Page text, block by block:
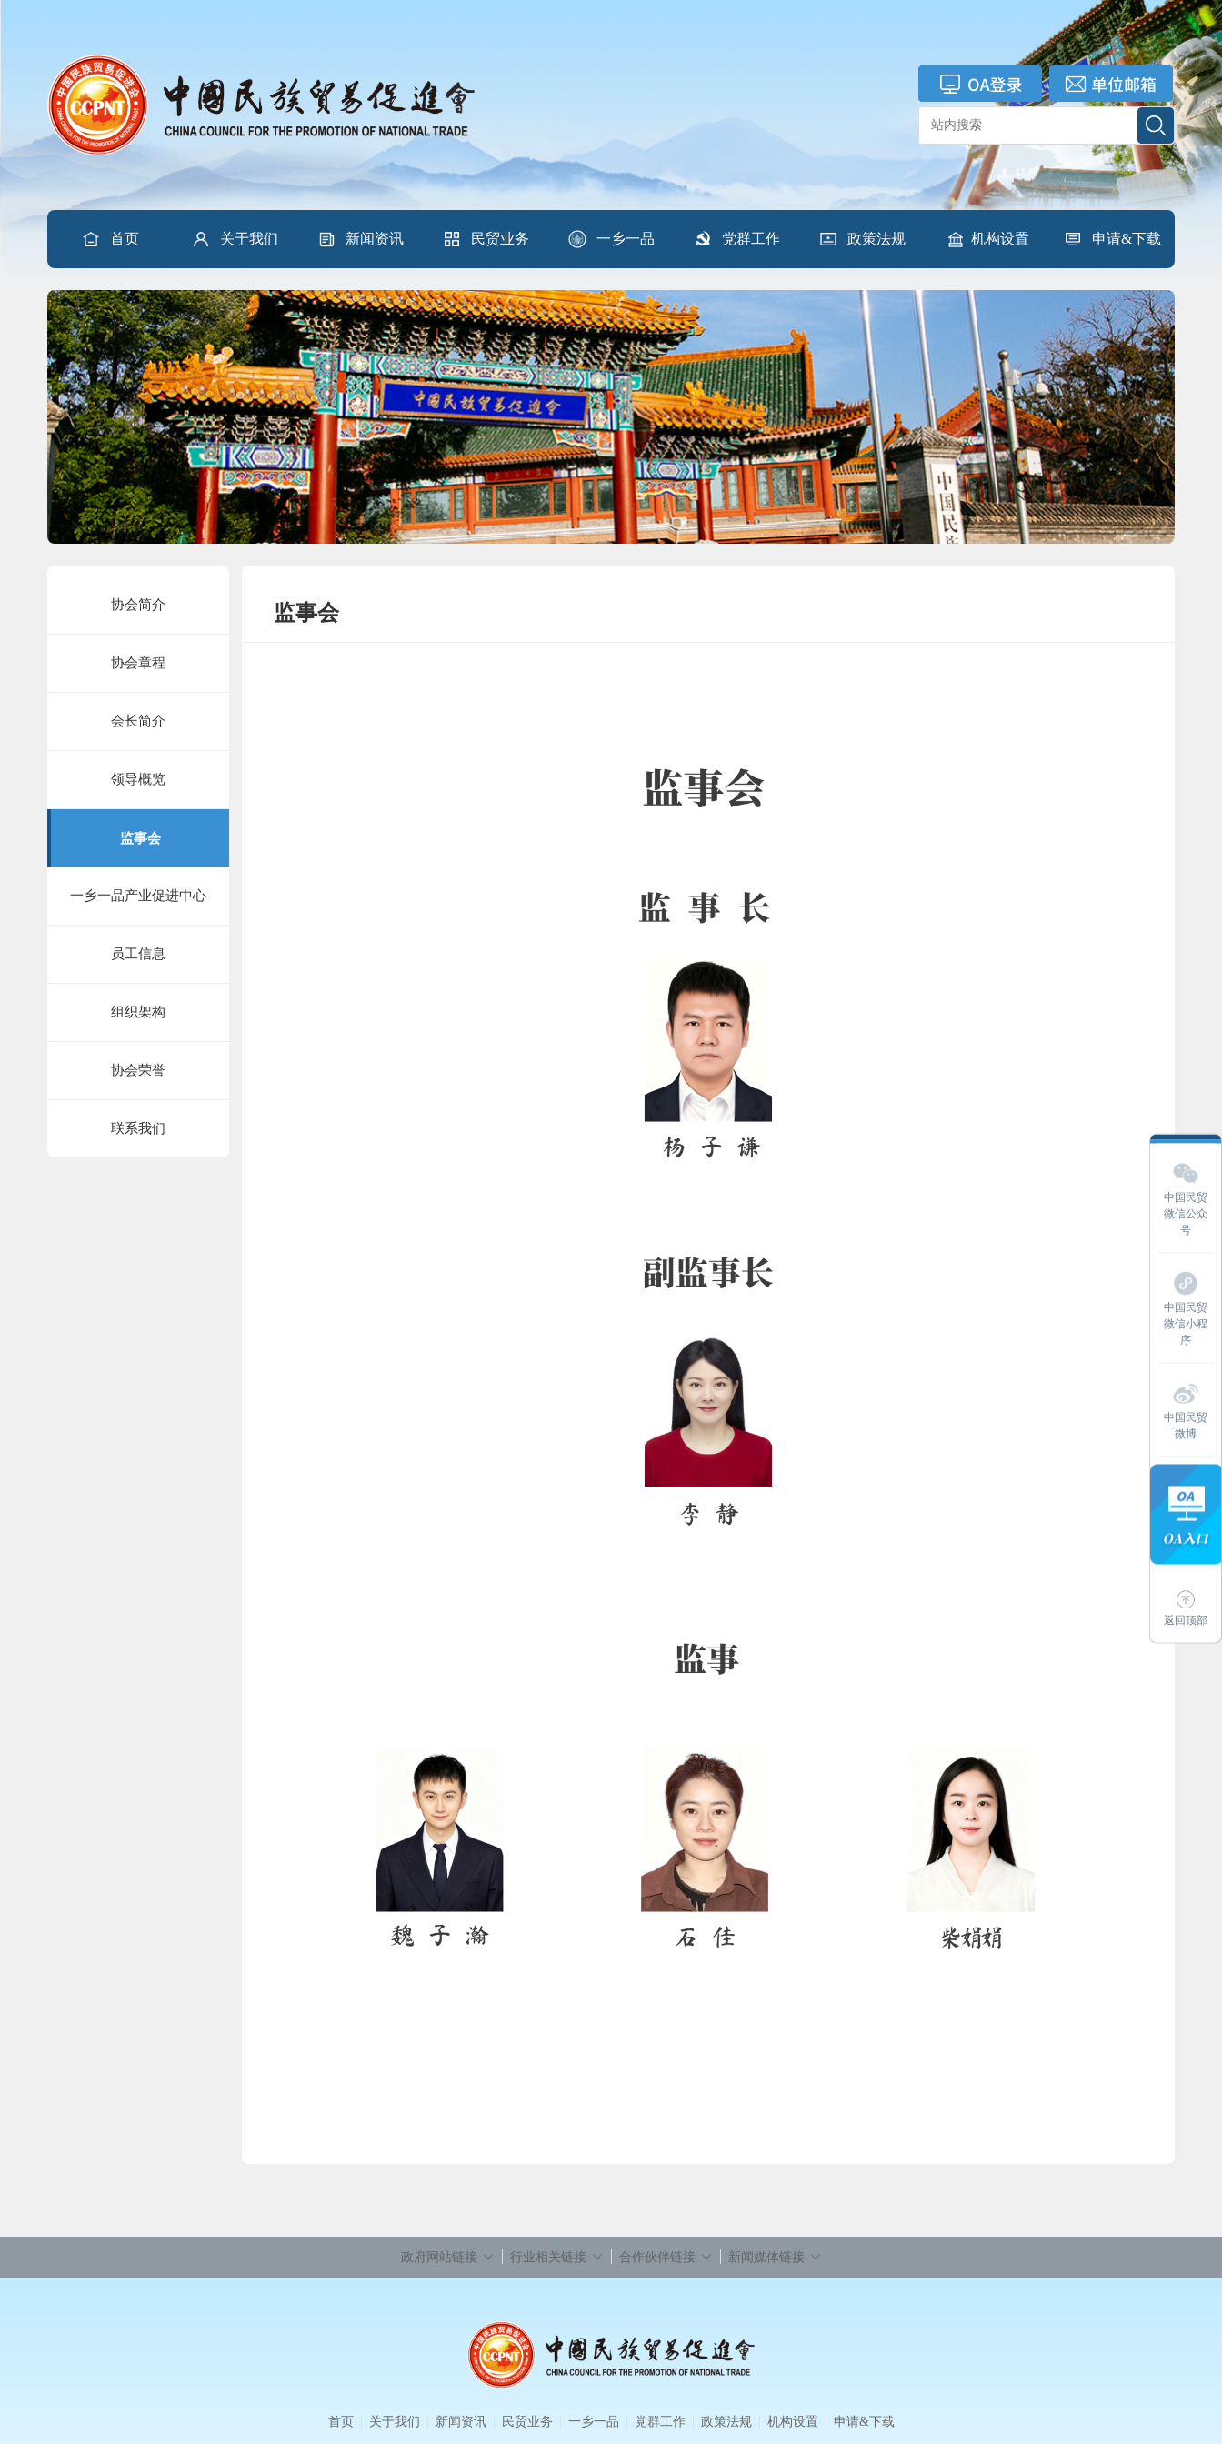
首页 关于我们 新闻资讯 民贸业务 一乡一品 党群工作 政策法规 机构设置 申请&下载
协会简介
协会章程
会长简介
领导概览
监事会
一乡一品产业促进中心
员工信息
组织架构
协会荣誉
联系我们
监事会
中国民贸
微信公众
号
中国民贸
微信小程
序
中国民贸
微博
返回顶部
政府网站链接 行业相关链接 合作伙伴链接 新闻媒体链接
首页 关于我们 新闻资讯 民贸业务 一乡一品 党群工作 政策法规 机构设置 申请&下载